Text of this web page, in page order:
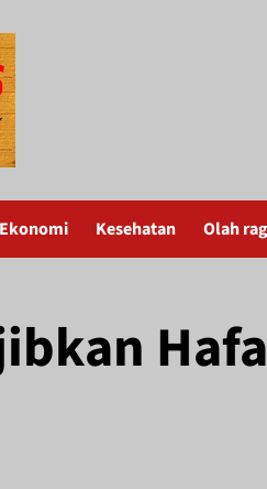
Ekonomi Kesehatan Olah